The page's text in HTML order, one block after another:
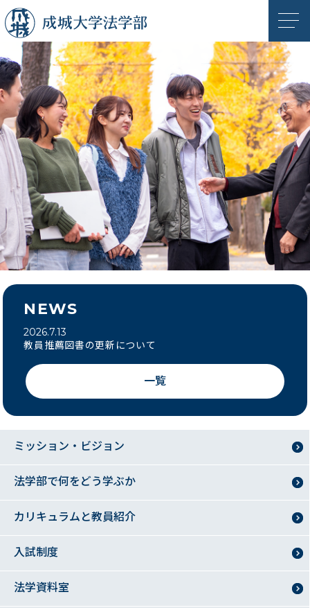
成城大学 成城大学法
NEWS
2026.7.13
教員推薦図書の更新について
一覧
ミッション・ビジョン
法学部で何をどう学ぶか
カリキュラムと教員紹介
入試制度
法学資料室